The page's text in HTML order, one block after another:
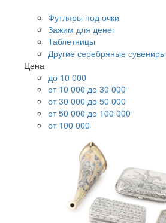
Футляры под очки
Зажим для денег
Таблетницы
Другие серебряные сувениры
Цена
до 10 000
от 10 000 до 30 000
от 30 000 до 50 000
от 50 000 до 100 000
от 100 000